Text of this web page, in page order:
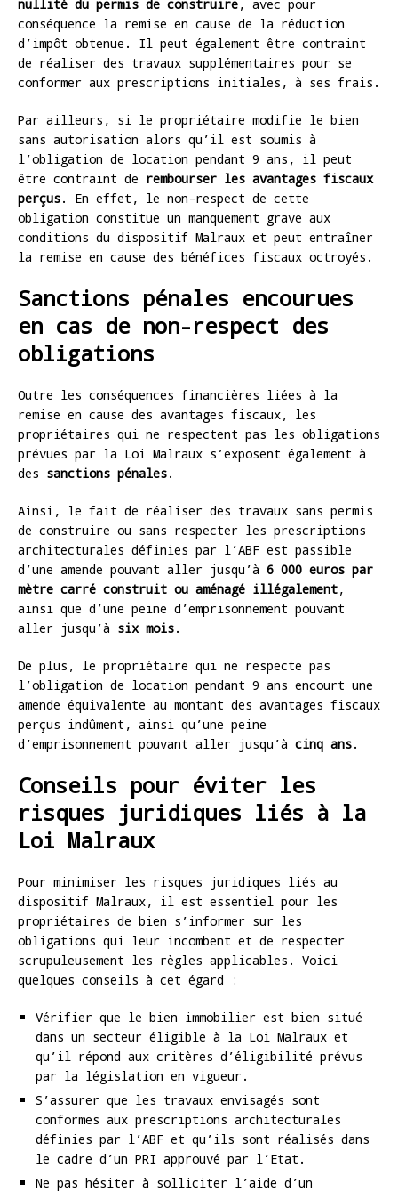
nullité du permis de construire, avec pour
conséquence la remise en cause de la réduction
d’impôt obtenue. Il peut également être contraint
de réaliser des travaux supplémentaires pour se
conformer aux prescriptions initiales, à ses frais.
Par ailleurs, si le propriétaire modifie le bien
sans autorisation alors qu’il est soumis à
l’obligation de location pendant 9 ans, il peut
être contraint de rembourser les avantages fiscaux
perçus. En effet, le non-respect de cette
obligation constitue un manquement grave aux
conditions du dispositif Malraux et peut entraîner
la remise en cause des bénéfices fiscaux octroyés.
Sanctions pénales encourues
en cas de non-respect des
obligations
Outre les conséquences financières liées à la
remise en cause des avantages fiscaux, les
propriétaires qui ne respectent pas les obligations
prévues par la Loi Malraux s’exposent également à
des sanctions pénales.
Ainsi, le fait de réaliser des travaux sans permis
de construire ou sans respecter les prescriptions
architecturales définies par l’ABF est passible
d’une amende pouvant aller jusqu’à 6 000 euros par
mètre carré construit ou aménagé illégalement,
ainsi que d’une peine d’emprisonnement pouvant
aller jusqu’à six mois.
De plus, le propriétaire qui ne respecte pas
l’obligation de location pendant 9 ans encourt une
amende équivalente au montant des avantages fiscaux
perçus indûment, ainsi qu’une peine
d’emprisonnement pouvant aller jusqu’à cinq ans.
Conseils pour éviter les
risques juridiques liés à la
Loi Malraux
Pour minimiser les risques juridiques liés au
dispositif Malraux, il est essentiel pour les
propriétaires de bien s’informer sur les
obligations qui leur incombent et de respecter
scrupuleusement les règles applicables. Voici
quelques conseils à cet égard :
Vérifier que le bien immobilier est bien situé
dans un secteur éligible à la Loi Malraux et
qu’il répond aux critères d’éligibilité prévus
par la législation en vigueur.
S’assurer que les travaux envisagés sont
conformes aux prescriptions architecturales
définies par l’ABF et qu’ils sont réalisés dans
le cadre d’un PRI approuvé par l’Etat.
Ne pas hésiter à solliciter l’aide d’un